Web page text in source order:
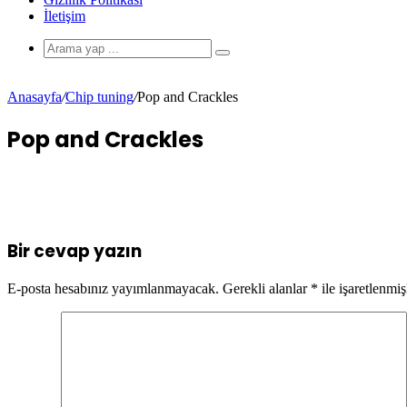
İletişim
Anasayfa/Chip tuning/Pop and Crackles
Pop and Crackles
Bir cevap yazın
E-posta hesabınız yayımlanmayacak. Gerekli alanlar * ile